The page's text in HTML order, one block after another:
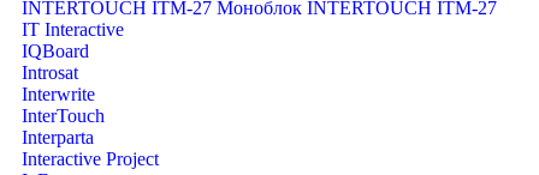
IT Interactive
IQBoard
Introsat
Interwrite
InterTouch
Interparta
Interactive Project